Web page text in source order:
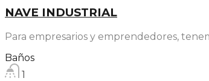
NAVE INDUSTRIAL
Para empresarios y emprendedores,
Baños
1